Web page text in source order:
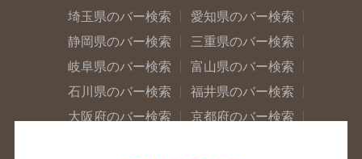
埼玉県のバー検索
愛知県のバー検索
静岡県のバー検索
三重県のバー検索
岐阜県のバー検索
富山県のバー検索
石川県のバー検索
福井県のバー検索
大阪府のバー検索
京都府のバー検索